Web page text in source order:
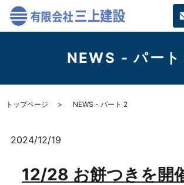
NEWS - パー
トップページ NEWS - パート 2
2024/12/19
12/28 お餅つきを開